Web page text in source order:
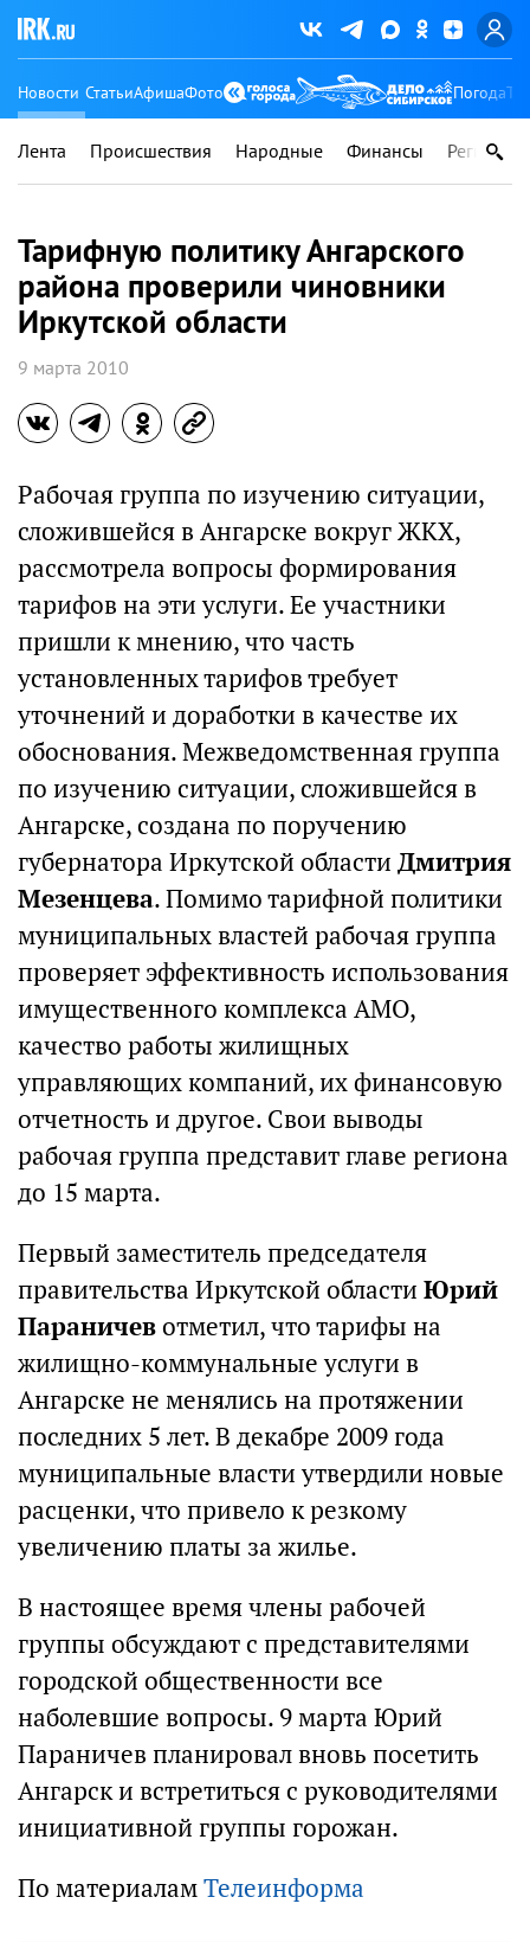
Новости СтатьиАфишаФото Погода
Лента Происшествия Народные Финансы Регионы
Тарифную политику Ангарского
района проверили чиновники
Иркутской области
9 марта 2010
Рабочая группа по изучению ситуации,
сложившейся в Ангарске вокруг ЖКХ,
рассмотрела вопросы формирования
тарифов на эти услуги. Ее участники
пришли к мнению, что часть
установленных тарифов требует
уточнений и доработки в качестве их
обоснования. Межведомственная группа
по изучению ситуации, сложившейся в
Ангарске, создана по поручению
губернатора Иркутской области Дмитрия
Мезенцева. Помимо тарифной политики
муниципальных властей рабочая группа
проверяет эффективность использования
имущественного комплекса АМО,
качество работы жилищных
управляющих компаний, их финансовую
отчетность и другое. Свои выводы
рабочая группа представит главе региона
до 15 марта.
Первый заместитель председателя
правительства Иркутской области Юрий
Параничевотметил, что тарифы на
жилищно-коммунальные услуги в
Ангарске не менялись на протяжении
последних 5 лет. В декабре 2009 года
муниципальные власти утвердили новые
расценки, что привело к резкому
увеличению платы за жилье.
В настоящее время члены рабочей
группы обсуждают с представителями
городской общественности все
наболевшие вопросы. 9 марта Юрий
Параничев планировал вновь посетить
Ангарск и встретиться с руководителями
инициативной группы горожан.
По материаламТелеинформа